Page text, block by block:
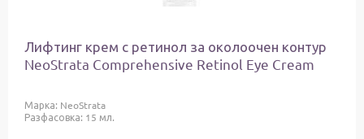
Лифтинг крем с ретинол за околоочен контур
NeoStrata Comprehensive Retinol Eye Cream
Марка: NeoStrata
Разфасовка: 15 мл.